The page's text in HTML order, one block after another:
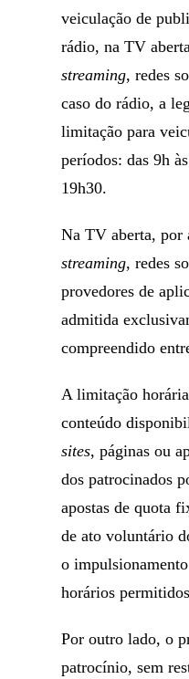
veiculação de
rádio, na TV
streaming, redes
caso do rádio, a
limitação para
períodos: das 9h
19h30.
Na TV aberta, por
streaming, redes
provedores de
admitida
compreendido
A limitação
conteúdo
sites, páginas ou
dos patrocinados
apostas de quota
de ato voluntário
o
horários
Por outro lado, o
patrocínio, sem